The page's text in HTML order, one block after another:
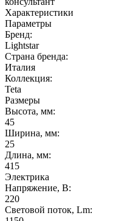
Характеристики
Параметры
Бренд:
Lightstar
Страна бренда:
Италия
Коллекция:
Teta
Размеры
Высота, мм:
45
Ширина, мм:
25
Длина, мм:
415
Электрика
Напряжение, В:
220
Световой поток, Lm: